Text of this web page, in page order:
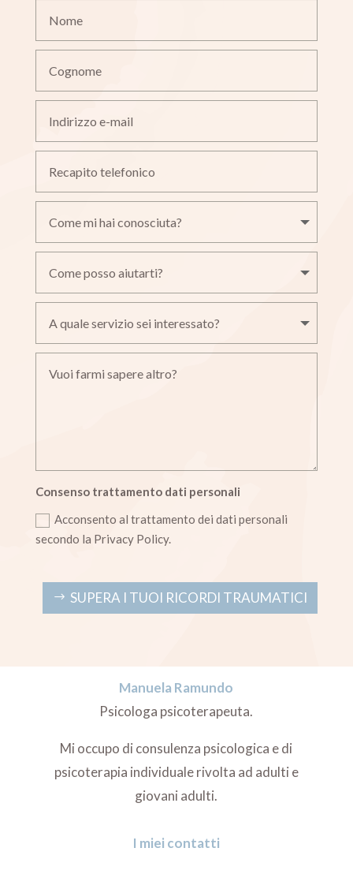
Consenso trattamento dati personali
Acconsento al trattamento dei dati personali
secondo la Privacy Policy.
SUPERA I TUOI RICORDI TRAUMATICI
Manuela Ramundo
Psicologa psicoterapeuta.
Mi occupo di consulenza psicologica e di
psicoterapia individuale rivolta ad adulti e
giovani adulti.
I miei contatti